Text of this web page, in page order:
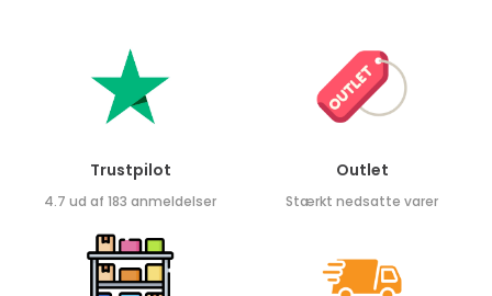
Trustpilot
4.7 ud af 183 anmeldelser
Outlet
Stærkt nedsatte varer